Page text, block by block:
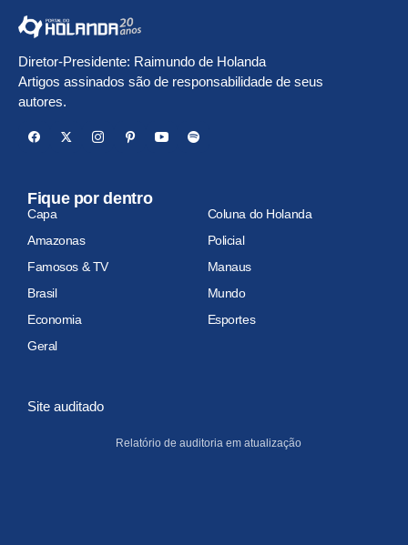
Diretor-Presidente: Raimundo de Holanda
Artigos assinados são de responsabilidade de seus
autores.
Fique por dentro
Capa
Coluna do Holanda
Amazonas
Policial
Famosos & TV
Manaus
Brasil
Mundo
Economia
Esportes
Geral
Site auditado
Relatório de auditoria em atualização